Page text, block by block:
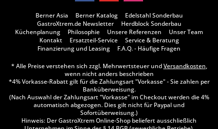
Berner Asia Berner Katalog
Edelstahl Sonderbau
GastroXtrem.de Newsletter
Herdblock Sonderbau
Küchenplanung
Philosophie Unsere Referenzen
Unser Team
Kontakt
Ersatzteil-Service
Service & Beratung
Finanzierung und Leasing
F.A.Q. - Häufige Fragen
* Alle Preise verstehen sich zzgl. Mehrwertsteuer undVersandkosten,
wenn nicht anders beschrieben
*4% Vorkasse-Rabatt gilt für die Zahlungsart "Vorkasse" - Sie zahlen per
Banküberweisung.
(Nach Auswahl der Zahlungsart "Vorkasse" im Checkout werden die 4%
automatisch abgezogen. Dies gilt nicht für Paypal und
Sofortüberweisung.)
Hinweis: Der GastroXtrem Online-Shop beliefert ausschließlich